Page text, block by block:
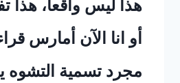
‏هذا ليس واقعاً، هذا
‏أو انا الآن أمارس
‏مجرد تسمية التشوه